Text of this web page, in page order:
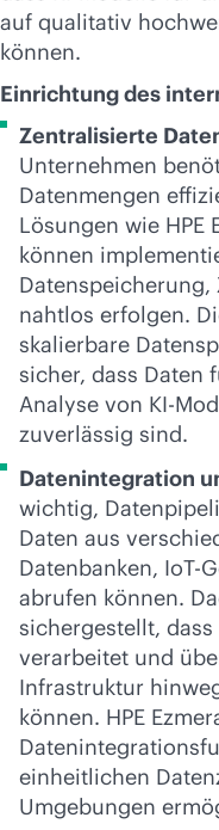
auf qualitativ
können.
Einrichtung des
Zentralisierte
Unternehmen
Datenmengen
Lösungen wie HPE
können
nahtlos erfolgen.
skalierbare
sicher, dass Daten
Analyse von KI-
zuverlässig sind.
Datenintegration
wichtig,
Daten aus
Datenbanken, IoT-
abrufen können.
sichergestellt,
verarbeitet und
Infrastruktur
können. HPE
einheitlichen
Umgebungen